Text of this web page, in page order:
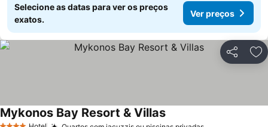
Selecione as datas para ver os preços
exatos.
Ver preços
Partilhar
Mykonos Bay Resort & Villas